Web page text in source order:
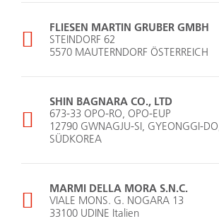
FLIESEN MARTIN GRUBER GMBH
STEINDORF 62
5570 MAUTERNDORF ÖSTERREICH
SHIN BAGNARA CO., LTD
673-33 OPO-RO, OPO-EUP
12790 GWNAGJU-SI, GYEONGGI-
SÜDKOREA
MARMI DELLA MORA S.N.C.
VIALE MONS. G. NOGARA 13
33100 UDINE Italien